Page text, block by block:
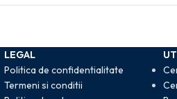
LEGAL
Politica de confidentialitate
Termeni si conditii